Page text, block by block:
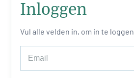
Inloggen
Vul alle velden in, om in te loggen